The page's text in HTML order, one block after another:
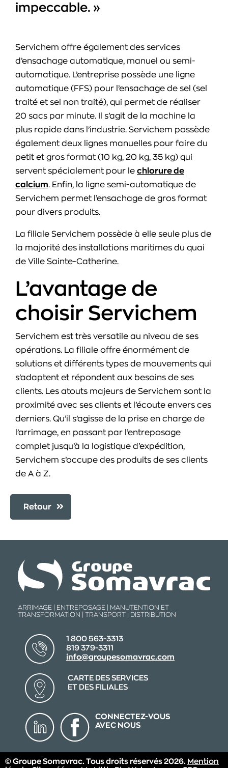
impeccable. »
Servichem offre également des services
d’ensachage automatique, manuel ou semi-
automatique. L’entreprise possède une ligne
automatique (FFS) pour l’ensachage de sel (sel
traité et sel non traité), qui permet de réaliser
20 sacs par minute. Il s’agit de la machine la
plus rapide dans l’industrie. Servichem possède
également deux lignes manuelles pour faire du
petit et gros format (10 kg, 20 kg, 35 kg) qui
servent spécialement pour le chlorure de
calcium. Enfin, la ligne semi-automatique de
Servichem permet l’ensachage de gros format
pour divers produits.
La filiale Servichem possède à elle seule plus de
la majorité des installations maritimes du quai
de Ville Sainte-Catherine.
L’avantage de
choisir Servichem
Servichem est très versatile au niveau de ses
opérations. La filiale offre énormément de
solutions et différents types de mouvements qui
s’adaptent et répondent aux besoins de ses
clients. Les atouts majeurs de Servichem sont la
proximité avec ses clients et l’écoute envers ces
derniers. Qu’il s’agisse de la prise en charge de
l’arrimage, en passant par l’entreposage
complet jusqu’à la logistique d’expédition,
Servichem s’occupe des produits de ses clients
de A à Z.
Retour
ARRIMAGE | ENTREPOSAGE | MANUTENTION ET
TRANSFORMATION | TRANSPORT | DISTRIBUTION
1 800 563-3313
819 379-3311
info@groupesomavrac.com
CARTE DES SERVICES
ET DES FILIALES
CONNECTEZ-VOUS
AVEC NOUS
© Groupe Somavrac. Tous droits réservés 2026. Mention